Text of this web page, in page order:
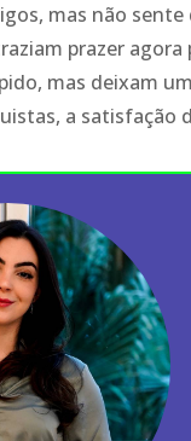
mas não sente
prazer
mas deixam
a satisfação